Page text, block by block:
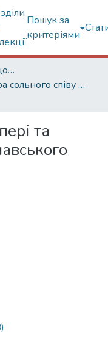
Пошук за
критеріями
Роботи здобувачів вищої освіти
Кафедра сольного співу та оперної підготовки
та